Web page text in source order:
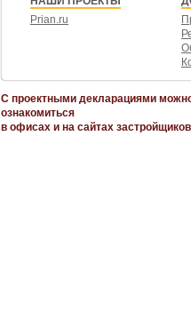
Prian.ru
С проектными декларациями
ознакомиться
в офисах и на сайтах застройщиков